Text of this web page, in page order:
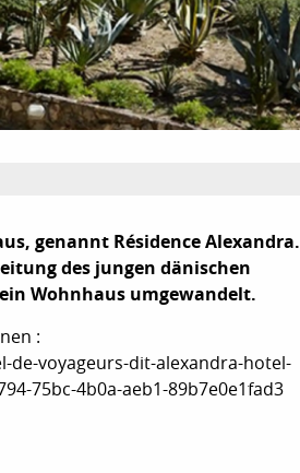
genannt Résidence Alexandra.
des jungen dänischen
Wohnhaus umgewandelt.
:
voyageurs-dit-alexandra-hotel-
75bc-4b0a-aeb1-89b7e0e1fad3